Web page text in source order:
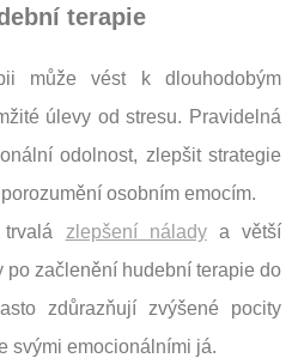
terapie
může vést k dlouhodobým
úlevy od stresu. Pravidelná
odolnost, zlepšit strategie
osobním emocím.
zlepšení náladya větší
po začlenění hudební terapie do
zdůrazňují zvýšené pocity
svými emocionálními já.